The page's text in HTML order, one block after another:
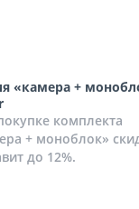
«камера +
комплекта
+ моноблок»
до 12%.